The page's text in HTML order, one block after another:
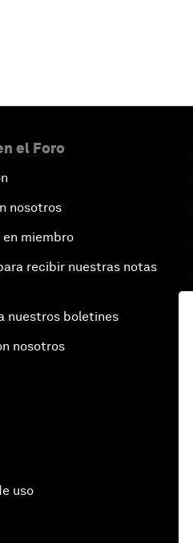
el Foro
nosotros
miembro
recibir nuestras notas
nuestros boletines
nosotros
uso